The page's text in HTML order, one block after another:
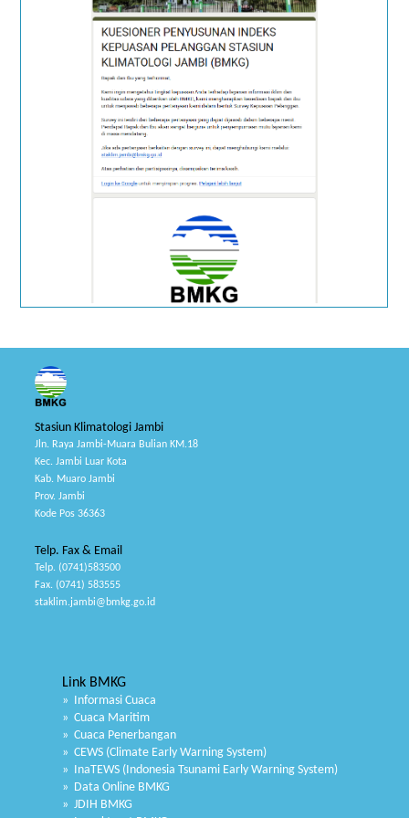
Stasiun Klimatologi Jambi
Jln. Raya Jambi-Muara Bulian KM.18
Kec. Jambi Luar Kota
Kab. Muaro Jambi
Prov. Jambi
Kode Pos 36363
Telp. Fax & Email
Telp. (0741)583500
Fax. (0741) 583555
staklim.jambi@bmkg.go.id
Link BMKG
» Informasi Cuaca
» Cuaca Maritim
» Cuaca Penerbangan
» CEWS (Climate Early Warning System)
» InaTEWS (Indonesia Tsunami Early Warning System)
» Data Online BMKG
» JDIH BMKG